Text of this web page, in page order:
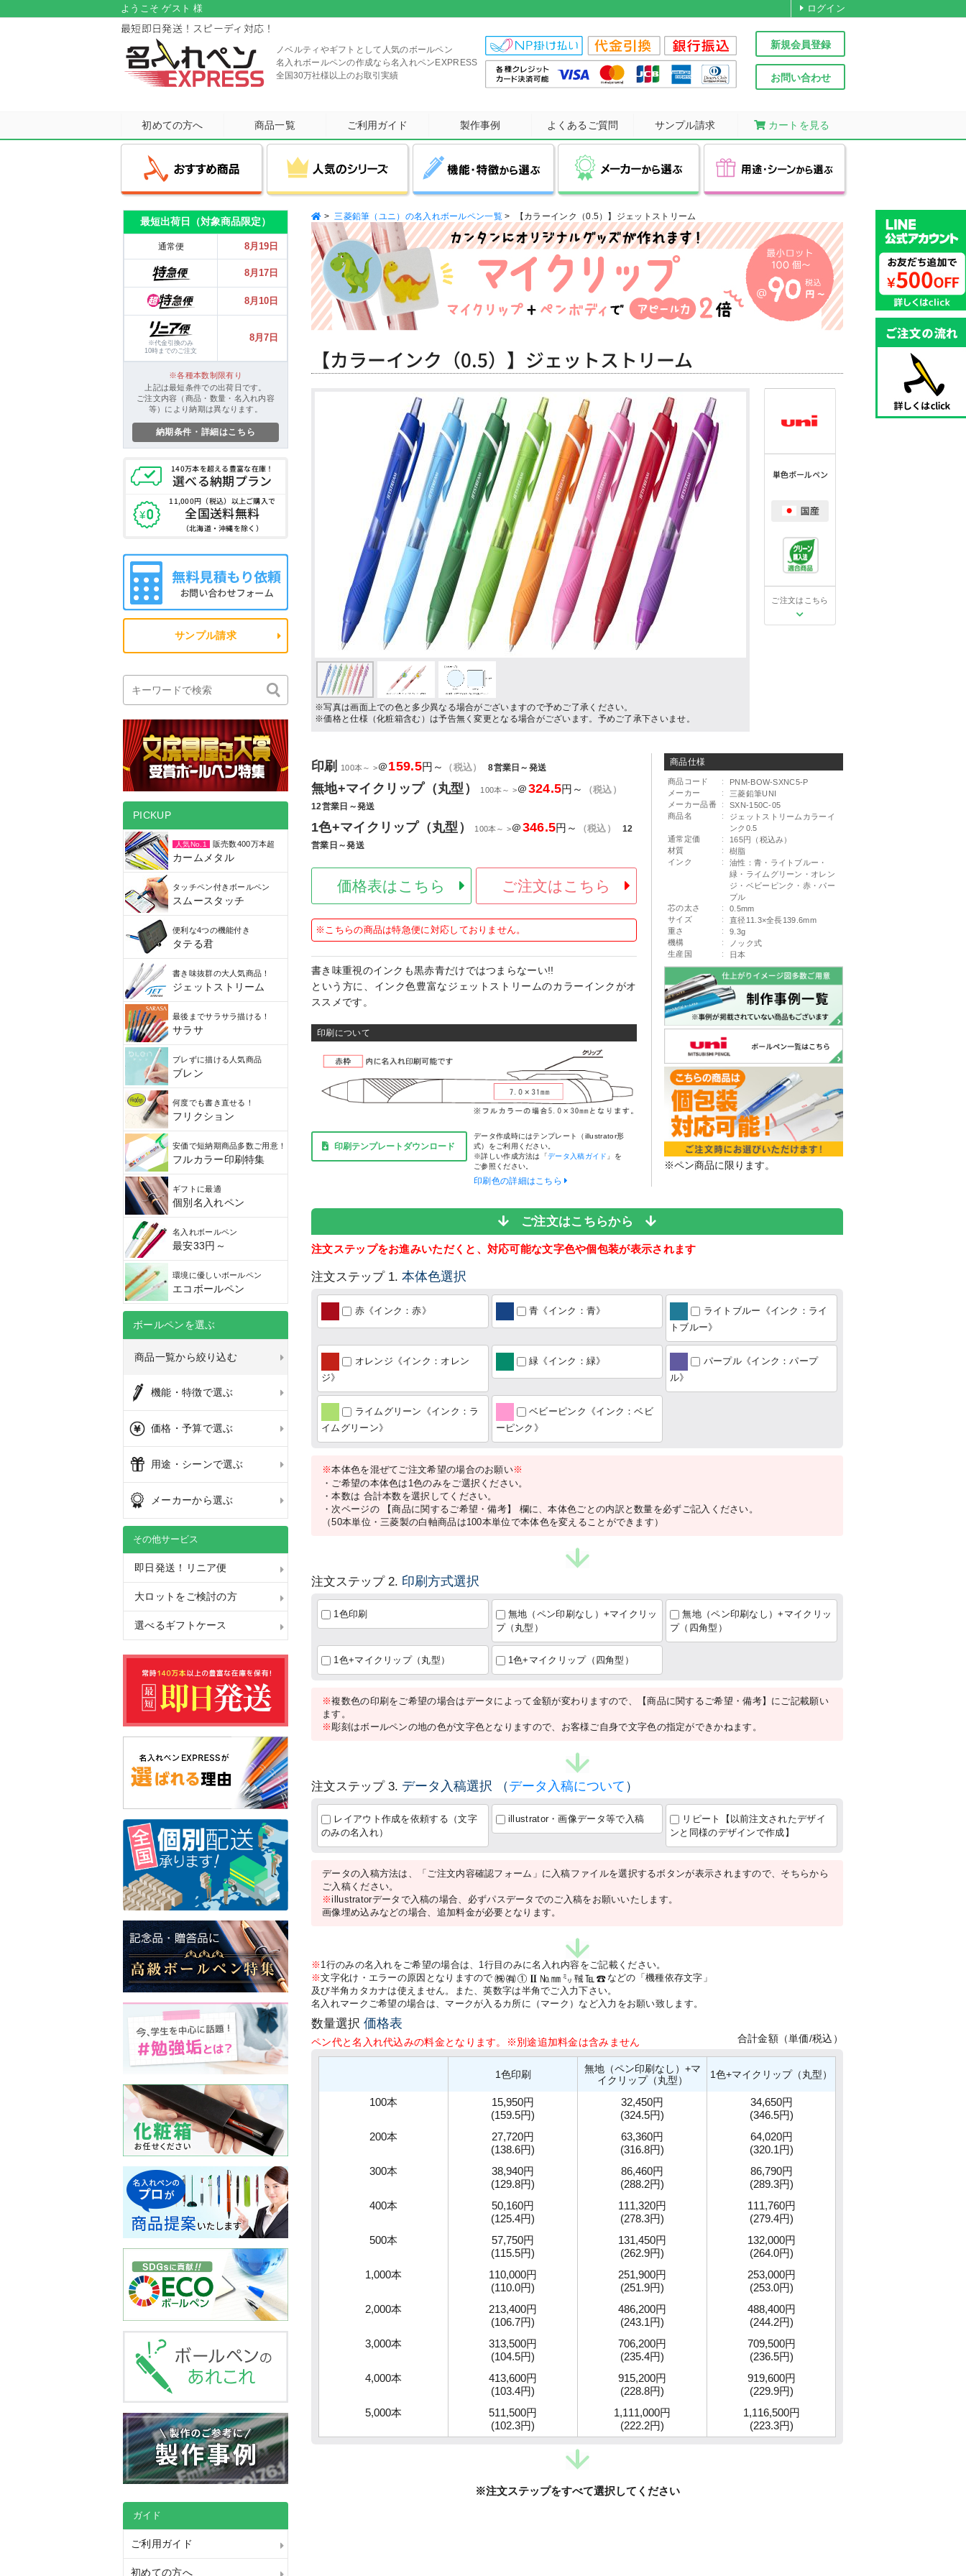
ようこそ ゲスト 様 ログイン
最短即日発送！スピーディ対応！
ノベルティやギフトとして人気のボールペン
名入れボールペンの作成なら名入れペンEXPRESS
全国30万社様以上のお取引実績
新規会員登録
お問い合わせ
初めての方へ 商品一覧 ご利用ガイド 製作事例 よくあるご質問 サンプル請求 カートを見る
おすすめ商品
お客様が何度もリピートしたくなる
短納期でお求めやすい価格の
大人気商品をピックアップ！
カームメタル
圧倒的人気No1!
高級感のある金属ボールペン
スムースタッチ
書き味・肌触り滑らかな
タッチペン付きボールペン
短納期商品
最短即日発送！
短納期商品を多数ご用意！
低価格商品
驚きの1本@33円(税込)～!
ばらまきに最適な低価格商品
人気のシリーズ
各メーカーの中でも特に人気の高い
シリーズを厳選！幅広い年代の方に
ご高評をいただいています。
ジェットストリーム
クセになる滑らかな書き味が
特徴の大人気シリーズ！
サラサ
さらさらとした書き心地が
最後まで続く！
ブレン
筆記ブレを制御した
ストレスフリーなボールペン
フリクション
こすると消える特殊インキを
採用した人気シリーズ
機能・特徴から選ぶ
多色ペンや多機能ペンなど
機能性に優れたボールペンも
各種取り揃えております！
多色ボールペン
1本で複数色の使い分けが
できる人気の多色ペン
タッチペン付き
タッチペン付きの
多機能ボールペン！
多機能ボールペン
スマホスタンドやシャープ
など多彩な機能を搭載！
高級ペン
プレゼントにおすすめの
高級ボールペン
メーカーから選ぶ
国内外の有名筆記具メーカー、
ボールペンブランドから
お選びいただけます。
当社オリジナル商品 ZEBRA(ゼブラ) 三菱鉛筆(UNI) パイロット
PLATINUM(プラチナ) PARKER(パーカー) CROSS(クロス) BIC(ビック)
用途・シーンから選ぶ
多色ペンや多機能ペンなど
機能性に優れたボールペンも
各種取り揃えております！
展示会・イベント オープンキャンパス 記念品 エコボールペン
医療・福祉関係 セミナー・講演会 女性向け 男性向け
最短出荷日（対象商品限定）
通常便 8月19日
8月17日
8月10日
※代金引換のみ
10時までのご注文
8月7日
各種本数制限有り
上記は最短条件での出荷日です。
ご注文内容（商品・数量・名入れ内容
等）により納期は異なります。
納期条件・詳細はこちら
140万本を超える豊富な在庫！
選べる納期プラン
11,000円（税込） 以上ご購入で
全国送料無料
（北海道・沖縄を除く）
サンプル請求
PICKUP
人気No.1 販売数400万本超
カームメタル
タッチペン付きボールペン
スムースタッチ
便利な4つの機能付き
タテる君
書き味抜群の大人気商品！
ジェットストリーム
最後までサラサラ描ける！
サラサ
ブレずに描ける人気商品
ブレン
何度でも書き直せる！
フリクション
安価で短納期商品多数ご用意！
フルカラー印刷特集
ギフトに最適
個別名入れペン
名入れボールペン
最安33円～
環境に優しいボールペン
エコボールペン
ボールペンを選ぶ
商品一覧から絞り込む
機能・特徴で選ぶ
価格・予算で選ぶ
用途・シーンで選ぶ
メーカーから選ぶ
その他サービス
即日発送！リニア便
大ロットをご検討の方
選べるギフトケース
ガイド
ご利用ガイド
初めての方へ
> 三菱鉛筆（ユニ）の名入れボールペン一覧> 【カラーインク（0.5）】ジェットストリーム
【カラーインク（0.5）】ジェットストリーム
※写真は画面上での色と多少異なる場合がございますので予めご了承ください。
※価格と仕様（化粧箱含む）は予告無く変更となる場合がございます。予めご了承下さいませ。
ご注文はこちら
印刷 100本～ >＠159.5円～ （税込） 8営業日～発送
無地+マイクリップ（丸型） 100本～ >＠324.5円～ （税込）
12営業日～発送
1色+マイクリップ（丸型） 100本～ >＠346.5円～ （税込）
12
営業日～発送
価格表はこちら ご注文はこちら
※こちらの商品は特急便に対応しておりません。
書き味重視のインクも黒赤青だけではつまらなーい!!
という方に、インク色豊富なジェットストリームのカラーインクがオ
ススメです。
印刷について
印刷テンプレートダウンロード
データ作成時にはテンプレート（illustrator形
式）をご利用ください。
※詳しい作成方法は「データ入稿ガイド 」を
ご参照ください。
印刷色の詳細はこちら
商品仕様
商品コード :
PNM-BOW-SXNC5-P
メーカー
:
三菱鉛筆UNI
メーカー品番
:
SXN-150C-05
商品名
:
ジェットストリームカラーイ
ンク0.5
通常定価
:
165円（税込み）
材質
:
樹脂
インク
:
油性：青・ライトブルー・
緑・ライムグリーン・オレン
ジ・ベビーピンク・赤・パー
プル
芯の太さ
:
0.5mm
サイズ
:
直径11.3×全長139.6mm
重さ
:
9.3g
機構
:
ノック式
生産国
: 日本
※ペン商品に限ります。
ご注文はこちらから
注文ステップをお進みいただくと、対応可能な文字色や個包装が表示されます
注文ステップ 1. 本体色選択
赤《インク：赤》 青《インク：青》
ライトブルー《インク：ライ
トブルー》
オレンジ《インク：オレン
ジ》
緑《インク：緑》
パープル《インク：パープ
ル》
ライムグリーン《インク：ラ
イムグリーン》
ベビーピンク《インク：ベビ
ーピンク》
※本体色を混ぜてご注文希望の場合のお願い※
・ご希望の本体色は1色のみをご選択ください。
・本数は 合計本数を選択してください。
・次ページの 【商品に関するご希望・備考】 欄に、本体色ごとの内訳と数量を必ずご記入ください。
（50本単位・三菱製の白軸商品は100本単位で本体色を変えることができます）
注文ステップ 2. 印刷方式選択
1色印刷
無地（ペン印刷なし）+マイクリッ
プ（丸型）
無地（ペン印刷なし）+マイクリッ
プ（四角型）
1色+マイクリップ（丸型） 1色+マイクリップ（四角型）
※複数色の印刷をご希望の場合はデータによって金額が変わりますので、【商品に関するご希望・備考】にご記載願い
ます。
※彫刻はボールペンの地の色が文字色となりますので、お客様ご自身で文字色の指定ができかねます。
注文ステップ 3. データ入稿選択 （ データ入稿について ）
レイアウト作成を依頼する（文字
のみの名入れ）
illustrator・画像データ等で入稿
リピート【以前注文されたデザイ
ンと同様のデザインで作成】
データの入稿方法は、「ご注文内容確認フォーム」に入稿ファイルを選択するボタンが表示されますので、そちらから
ご入稿ください。
※illustratorデータで入稿の場合、必ずパスデータでのご入稿をお願いいたします。
画像埋め込みなどの場合、追加料金が必要となります。
※ 1行のみの名入れをご希望の場合は、1行目のみに名入れ内容をご記載ください。
※文字化け・エラーの原因となりますので
などの「機種依存文字」
及び半角カタカナは使えません。また、英数字は半角でご入力下さい。
名入れマークご希望の場合は、マークが入るカ所に（マーク）など入力をお願い致します。
数量選択 価格表
ペン代と名入れ代込みの料金となります。※別途追加料金は含みません 合計金額（単価/税込）
1色印刷
無地（ペン印刷なし）+マ
イクリップ（丸型）
1色+マイクリップ（丸型）
100本
15,950円
(159.5円)
32,450円
(324.5円)
34,650円
(346.5円)
200本
27,720円
(138.6円)
63,360円
(316.8円)
64,020円
(320.1円)
300本
38,940円
(129.8円)
86,460円
(288.2円)
86,790円
(289.3円)
400本
50,160円
(125.4円)
111,320円
(278.3円)
111,760円
(279.4円)
500本
57,750円
(115.5円)
131,450円
(262.9円)
132,000円
(264.0円)
1,000本
110,000円
(110.0円)
251,900円
(251.9円)
253,000円
(253.0円)
2,000本
213,400円
(106.7円)
486,200円
(243.1円)
488,400円
(244.2円)
3,000本
313,500円
(104.5円)
706,200円
(235.4円)
709,500円
(236.5円)
4,000本
413,600円
(103.4円)
915,200円
(228.8円)
919,600円
(229.9円)
5,000本
511,500円
(102.3円)
1,111,000円
(222.2円)
1,116,500円
(223.3円)
※注文ステップをすべて選択してください